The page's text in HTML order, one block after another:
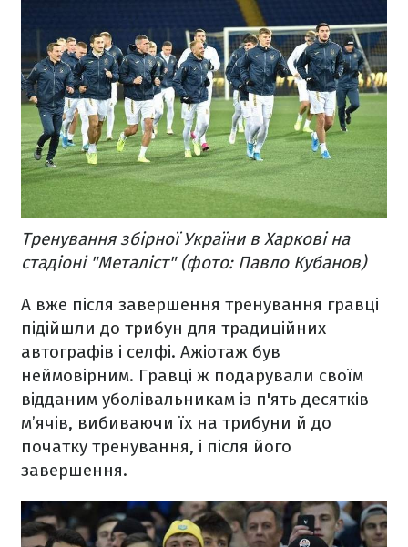
Тренування збірної України в Харкові на
стадіоні "Металіст" (фото: Павло Кубанов)
А вже після завершення тренування гравці
підійшли до трибун для традиційних
автографів і селфі. Ажіотаж був
неймовірним. Гравці ж подарували своїм
відданим уболівальникам із п'ять десятків
м’ячів, вибиваючи їх на трибуни й до
початку тренування, і після його
завершення.